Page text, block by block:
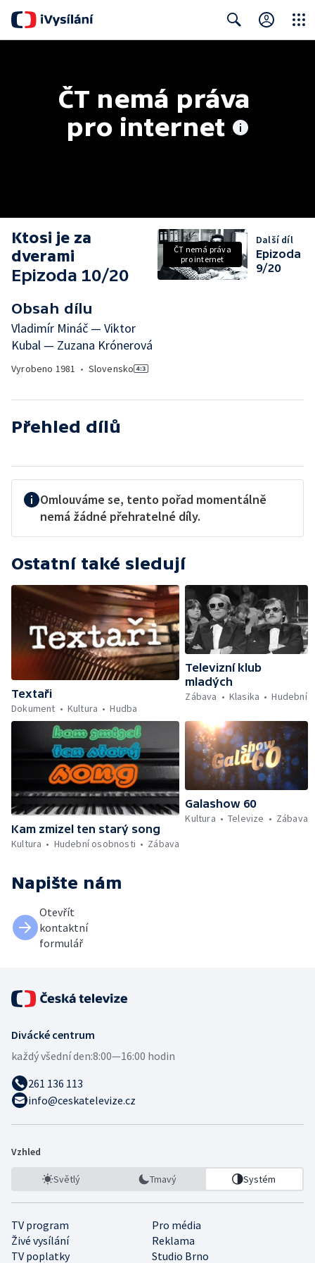
ČT nemá práva
pro internet
Ktosi je za
dverami
Epizoda 10/20
Obsah dílu
Vladimír Mináč — Viktor
Kubal — Zuzana Krónerová
Vyrobeno 1981 • Slovensko
ČT nemá práva
pro internet
Další díl
Epizoda
9/20
Přehled dílů
Omlouváme se, tento pořad momentálně
nemá žádné přehratelné díly.
Ostatní také sledují
Textaři
Dokument
Kultura Hudba
Televizní klub
mladých
Zábava
Klasika Hudební
Kam zmizel ten starý song
Kultura
Hudební osobnosti Zábava
Galashow 60
Kultura
Televize Zábava
Napište nám
Otevřít
kontaktní
formulář
Divácké centrum
každý všední den:8:00—16:00 hodin
261 136 113
info@ceskatelevize.cz
Vzhled
Světlý Tmavý Systém
TV program
Pro média
Živé vysílání
Reklama
TV poplatky
Studio Brno